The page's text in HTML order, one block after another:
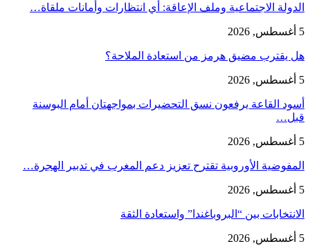
الدولة الاجتماعية وملف الإعاقة: أي انتظارات وأمانات ملقاة…
5 أغسطس, 2026
هل يقترب مضيق هرمز من استعادة الملاحة؟
5 أغسطس, 2026
أسود القاعة يرفعون نسق التحضيرات بمواجهتان أمام البوسنة
قبل…
5 أغسطس, 2026
المفوضية الأوروبية تقترح تعزيز دعم المغرب في تدبير الهجرة…
5 أغسطس, 2026
الانتخابات بين “البروباغندا” واستعادة الثقة
5 أغسطس, 2026